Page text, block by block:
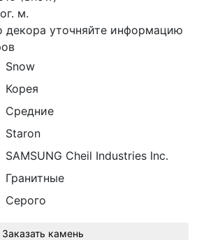
м.
декора уточняйте информацию
Snow
Корея
Средние
Staron
SAMSUNG Cheil Industries Inc.
Гранитные
Серого
Заказать камень